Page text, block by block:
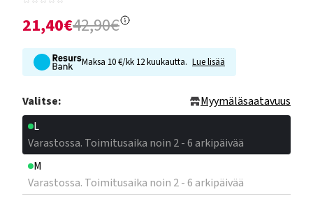
21,40€42,90€
Maksa 10 €/kk 12 kuukautta. Lue lisää
Valitse:
Myymäläsaatavuus
L
Varastossa. Toimitusaika noin 2 - 6 arkipäivää
M
Varastossa. Toimitusaika noin 2 - 6 arkipäivää